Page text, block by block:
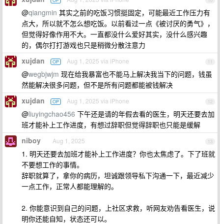
@qiangmin 其实之前的吃饭习惯挺固定，可能最近工作压力有
点大，所以就不怎么想吃饭。以前看过一点《被讨厌的勇气》，
但觉得好像作用不大。一直都没什么爱好其实，没什么感兴趣
的，偶尔打打游戏也只是稍微分散注意力
11
xujdan OP Aug 1, 2025 via iPhone
@wegbjwjm 现在给我暴富也不能马上解决我当下的问题，钱虽
然能解决很多问题，但不是所有问题都能被钱解决
12
xujdan OP Aug 1, 2025 via iPhone
@liuyingchao456 下午还是请的年假去看的医生，明天还要去加
班才能补上工作进度，有想过辞职但觉得辞职也只能是缓解
13
niboy Aug 1, 2025
1. 明天还要去加班才能补上工作进度？你也太焦虑了。下了班就
不要想工作的事情。
辞职就算了，拿你的病历，坦诚跟领导私下沟通一下，最近减少
一点工作，正常人都能理解的。
2. 你能意识到自己的问题，上社区求救，听网友劝告看医生，说
明你还能自知，状态还可以。